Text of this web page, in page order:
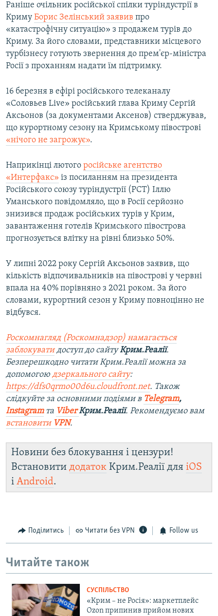
Раніше очільник російської спілки туріндустрії в
Криму Борис Зелінський заявив про
«катастрофічну ситуацію» з продажем турів до
Криму. За його словами, представники місцевого
турбізнесу готують звернення до прем'єр-міністра
Росії з проханням надати їм підтримку.
16 березня в ефірі російського телеканалу
«Соловьев Live» російський глава Криму Сергій
Аксьонов (за документами Аксенов) стверджував,
що курортному сезону на Кримському півострові
«нічого не загрожує».
Наприкінці лютого російське агентство
«Интерфакс» із посиланням на президента
Російського союзу туріндустрії (РСТ) Іллю
Уманського повідомляло, що в Росії серйозно
знизився продаж російських турів у Крим,
завантаження готелів Кримського півострова
прогнозується влітку на рівні близько 50%.
У липні 2022 року Сергій Аксьонов заявив, що
кількість відпочивальників на півострові у червні
впала на 40% порівняно з 2021 роком. За його
словами, курортний сезон у Криму повноцінно не
відбувся.
Роскомнагляд (Роскомнадзор) намагається
заблокуватидоступ до сайтуКрим.Реалії.
Безперешкодно читати Крим.Реалії можна за
допомогою дзеркального сайту:
https://dfs0qrmo00d6u.cloudfront.net. Також
слідкуйте за основними подіями в Telegram,
Instagramта ViberКрим.Реалії. Рекомендуємо вам
встановити VPN.
Новини без блокування і цензури!
Встановити додаток Крим.Реалії для iOS
і Android.
Поділитись Читати без VPN Follow us
Читайте також
СУСПІЛЬСТВО
«Крим – не Росія»: маркетплейс
Ozon припинив прийом нових